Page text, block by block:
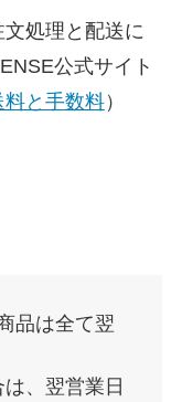
処理と配送に
公式サイト
料と手数料）
品は全て翌
、翌営業日